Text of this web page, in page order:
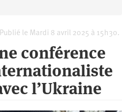
Publié le Mardi 8 avril 2025 à 15h30.
conférence
l’Ukraine